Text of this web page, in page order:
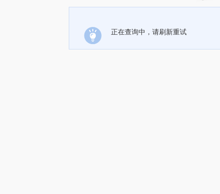
正在查询中，请刷新重试